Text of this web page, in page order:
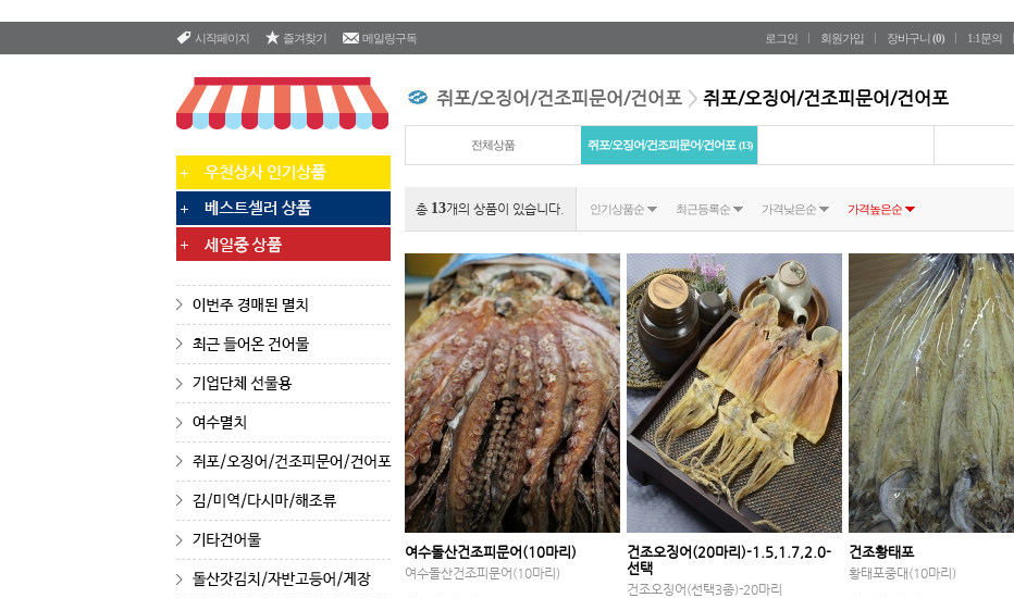
시작페이지 즐겨찾기 메일링구독 로그인 회원가입 장바구니 (0) 1:1문의
쥐포/오징어/건조피문어/건어포 > 쥐포/오징어/건조피문어/건어포
전체상품 쥐포/오징어/건조피문어/건어포 (13)
총 13개의 상품이 있습니다. 인기상품순 최근등록순 가격낮은순 가격높은순
여수돌산건조피문어(10마리)
여수돌산건조피문어(10마리)
건조오징어(20마리)-1.5,1.7,2.0-
선택
건조오징어(선택3종)-20마리
건조황태포
황태포중대(10마리)